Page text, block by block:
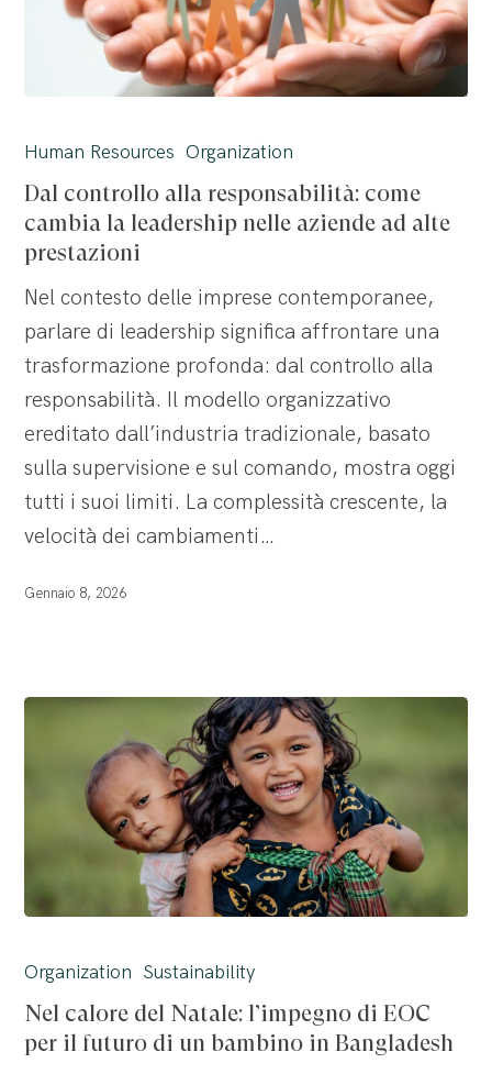
controllo
alla
responsabilità:
come
cambia
leadership
aziende
ad
prestazioni
Human Resources Organization
Dal controllo alla responsabilità: come
cambia la leadership nelle aziende ad alte
prestazioni
Nel contesto delle imprese contemporanee,
parlare di leadership significa affrontare una
trasformazione profonda: dal controllo alla
responsabilità. Il modello organizzativo
ereditato dall’industria tradizionale, basato
sulla supervisione e sul comando, mostra oggi
tutti i suoi limiti. La complessità crescente, la
velocità dei cambiamenti…
Gennaio 8, 2026
calore
del
Natale:
Organization Sustainability
Nel calore del Natale: l’impegno di EOC
per il futuro di un bambino in Bangladesh